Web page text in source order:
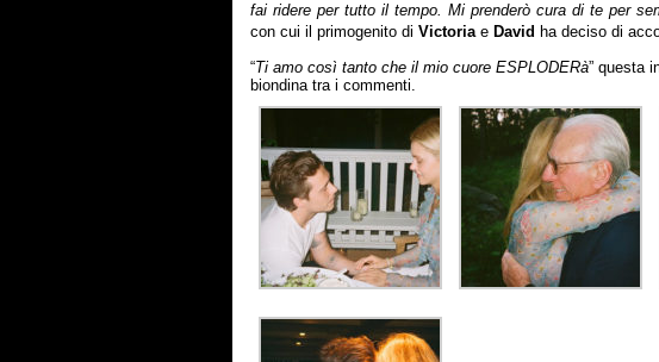
fai ridere per tutto il tempo. Mi prenderò cura di te per
con cui il primogenito di Victoria e David ha deciso di
“Ti amo così tanto che il mio cuore ESPLODERà” questa
biondina tra i commenti.